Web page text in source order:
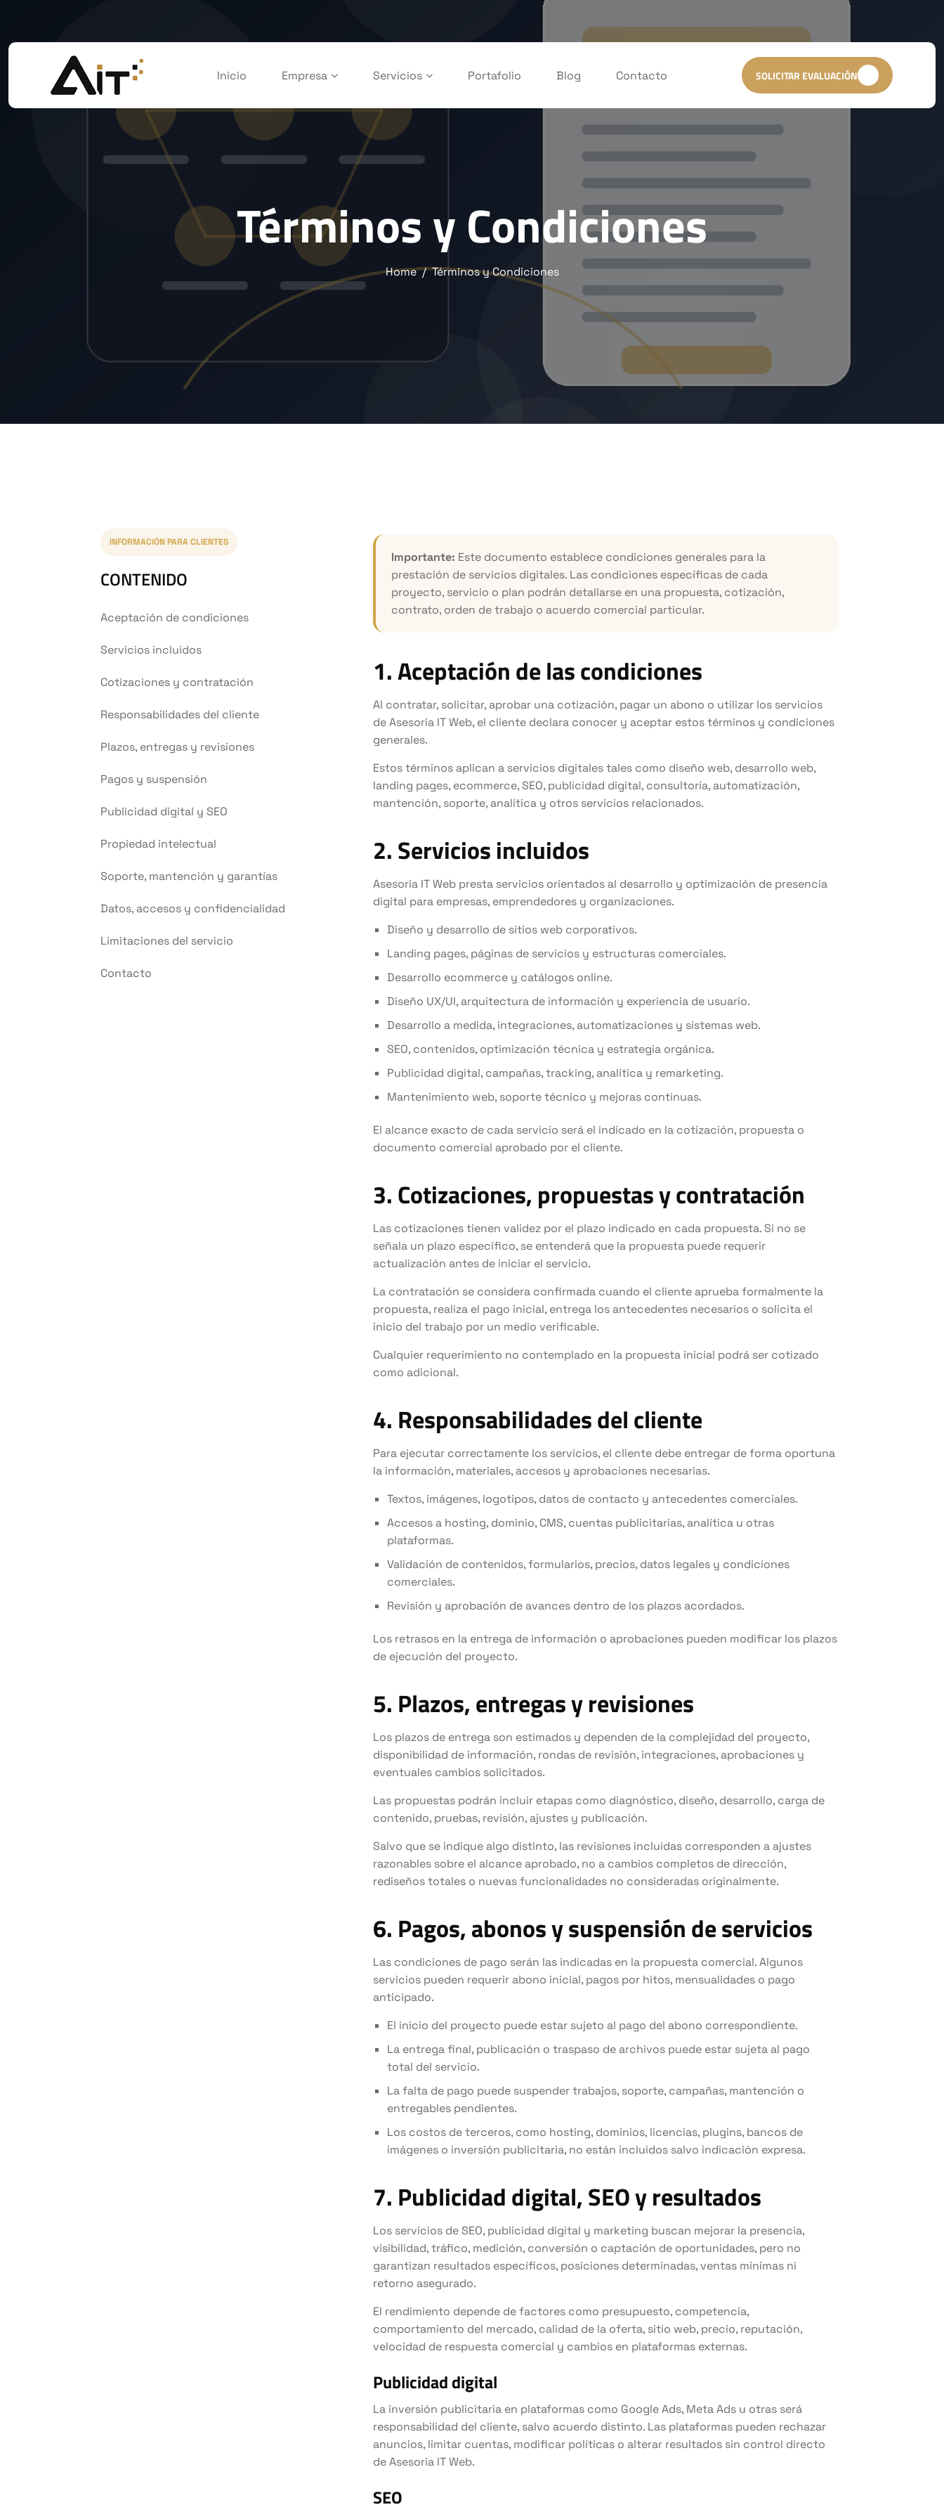
Inicio Empresa Servicios Portafolio Blog Contacto SOLICITAR EVALUACIÓN
Términos y Condiciones
Home Términos y Condiciones
INFORMACIÓN PARA CLIENTES
CONTENIDO
Aceptación de condiciones
Servicios incluidos
Cotizaciones y contratación
Responsabilidades del cliente
Plazos, entregas y revisiones
Pagos y suspensión
Publicidad digital y SEO
Propiedad intelectual
Soporte, mantención y garantías
Datos, accesos y confidencialidad
Limitaciones del servicio
Contacto
Importante: Este documento establece condiciones generales para la
prestación de servicios digitales. Las condiciones específicas de cada
proyecto, servicio o plan podrán detallarse en una propuesta, cotización,
contrato, orden de trabajo o acuerdo comercial particular.
1. Aceptación de las condiciones
Al contratar, solicitar, aprobar una cotización, pagar un abono o utilizar los servicios
de Asesoria IT Web, el cliente declara conocer y aceptar estos términos y condiciones
generales.
Estos términos aplican a servicios digitales tales como diseño web, desarrollo web,
landing pages, ecommerce, SEO, publicidad digital, consultoría, automatización,
mantención, soporte, analítica y otros servicios relacionados.
2. Servicios incluidos
Asesoria IT Web presta servicios orientados al desarrollo y optimización de presencia
digital para empresas, emprendedores y organizaciones.
Diseño y desarrollo de sitios web corporativos.
Landing pages, páginas de servicios y estructuras comerciales.
Desarrollo ecommerce y catálogos online.
Diseño UX/UI, arquitectura de información y experiencia de usuario.
Desarrollo a medida, integraciones, automatizaciones y sistemas web.
SEO, contenidos, optimización técnica y estrategia orgánica.
Publicidad digital, campañas, tracking, analítica y remarketing.
Mantenimiento web, soporte técnico y mejoras continuas.
El alcance exacto de cada servicio será el indicado en la cotización, propuesta o
documento comercial aprobado por el cliente.
3. Cotizaciones, propuestas y contratación
Las cotizaciones tienen validez por el plazo indicado en cada propuesta. Si no se
señala un plazo específico, se entenderá que la propuesta puede requerir
actualización antes de iniciar el servicio.
La contratación se considera confirmada cuando el cliente aprueba formalmente la
propuesta, realiza el pago inicial, entrega los antecedentes necesarios o solicita el
inicio del trabajo por un medio verificable.
Cualquier requerimiento no contemplado en la propuesta inicial podrá ser cotizado
como adicional.
4. Responsabilidades del cliente
Para ejecutar correctamente los servicios, el cliente debe entregar de forma oportuna
la información, materiales, accesos y aprobaciones necesarias.
Textos, imágenes, logotipos, datos de contacto y antecedentes comerciales.
Accesos a hosting, dominio, CMS, cuentas publicitarias, analítica u otras
plataformas.
Validación de contenidos, formularios, precios, datos legales y condiciones
comerciales.
Revisión y aprobación de avances dentro de los plazos acordados.
Los retrasos en la entrega de información o aprobaciones pueden modificar los plazos
de ejecución del proyecto.
5. Plazos, entregas y revisiones
Los plazos de entrega son estimados y dependen de la complejidad del proyecto,
disponibilidad de información, rondas de revisión, integraciones, aprobaciones y
eventuales cambios solicitados.
Las propuestas podrán incluir etapas como diagnóstico, diseño, desarrollo, carga de
contenido, pruebas, revisión, ajustes y publicación.
Salvo que se indique algo distinto, las revisiones incluidas corresponden a ajustes
razonables sobre el alcance aprobado, no a cambios completos de dirección,
rediseños totales o nuevas funcionalidades no consideradas originalmente.
6. Pagos, abonos y suspensión de servicios
Las condiciones de pago serán las indicadas en la propuesta comercial. Algunos
servicios pueden requerir abono inicial, pagos por hitos, mensualidades o pago
anticipado.
El inicio del proyecto puede estar sujeto al pago del abono correspondiente.
La entrega final, publicación o traspaso de archivos puede estar sujeta al pago
total del servicio.
La falta de pago puede suspender trabajos, soporte, campañas, mantención o
entregables pendientes.
Los costos de terceros, como hosting, dominios, licencias, plugins, bancos de
imágenes o inversión publicitaria, no están incluidos salvo indicación expresa.
7. Publicidad digital, SEO y resultados
Los servicios de SEO, publicidad digital y marketing buscan mejorar la presencia,
visibilidad, tráfico, medición, conversión o captación de oportunidades, pero no
garantizan resultados específicos, posiciones determinadas, ventas mínimas ni
retorno asegurado.
El rendimiento depende de factores como presupuesto, competencia,
comportamiento del mercado, calidad de la oferta, sitio web, precio, reputación,
velocidad de respuesta comercial y cambios en plataformas externas.
Publicidad digital
La inversión publicitaria en plataformas como Google Ads, Meta Ads u otras será
responsabilidad del cliente, salvo acuerdo distinto. Las plataformas pueden rechazar
anuncios, limitar cuentas, modificar políticas o alterar resultados sin control directo
de Asesoria IT Web.
SEO